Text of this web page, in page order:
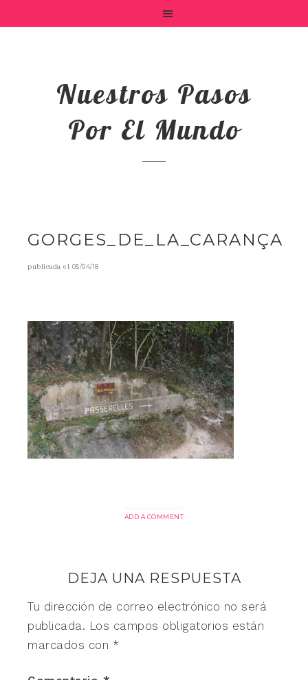
Nuestros Pasos
Por El Mundo
GORGES_DE_LA_CARANÇA
publicada el 05/04/18
ADD A COMMENT
DEJA UNA RESPUESTA
Tu dirección de correo electrónico no será
publicada. Los campos obligatorios están
marcados con *